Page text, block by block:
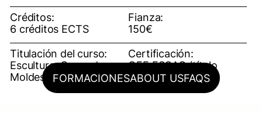
FORMACIONESABOUT USFAQS
Créditos:
6 créditos ECTS
Fianza:
150€
Titulación del curso:
Escultura: Curso de
Moldes
Certificación:
OFF ESCAC (título
propio)